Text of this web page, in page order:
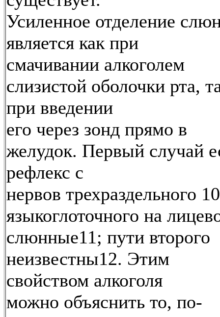
Усиленное отделение
является как при
смачивании алкоголем
слизистой оболочки рта,
при введении
его через зонд прямо в
желудок. Первый случай
рефлекс с
нервов трехраздельного
языкоглоточного на
слюнные11; пути второго
неизвестны12. Этим
свойством алкоголя
можно объяснить то, по-